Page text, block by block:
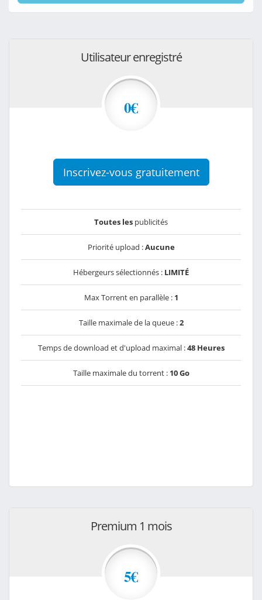
Utilisateur enregistré
0€
Inscrivez-vous gratuitement
Toutes les publicités
Priorité upload :Aucune
Hébergeurs sélectionnés : LIMITÉ
Max Torrent en parallèle : 1
Taille maximale de la queue :2
Temps de download et d'upload maximal :48 Heures
Taille maximale du torrent : 10 Go
Premium 1 mois
5€